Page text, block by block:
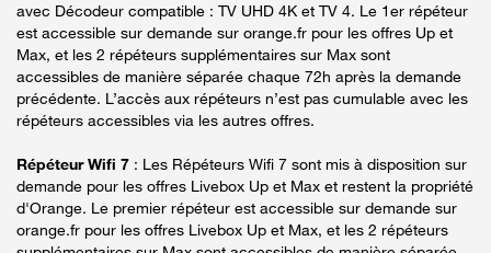
avec Décodeur compatible : TV UHD 4K et TV 4. Le 1er répéteur
est accessible sur demande sur orange.fr pour les offres Up et
Max, et les 2 répéteurs supplémentaires sur Max sont
accessibles de manière séparée chaque 72h après la demande
précédente. L’accès aux répéteurs n’est pas cumulable avec les
répéteurs accessibles via les autres offres.
Répéteur Wifi 7 : Les Répéteurs Wifi 7 sont mis à disposition sur
demande pour les offres Livebox Up et Max et restent la propriété
d'Orange. Le premier répéteur est accessible sur demande sur
orange.fr pour les offres Livebox Up et Max, et les 2 répéteurs